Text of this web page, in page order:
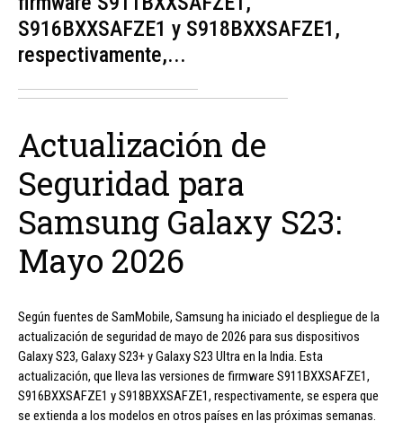
S916BXXSAFZE1 y S918BXXSAFZE1,
respectivamente,...
Actualización de
Seguridad para
Samsung Galaxy S23:
Mayo 2026
Según fuentes de SamMobile, Samsung ha iniciado el despliegue de la
actualización de seguridad de mayo de 2026 para sus dispositivos
Galaxy S23, Galaxy S23+ y Galaxy S23 Ultra en la India. Esta
actualización, que lleva las versiones de firmware S911BXXSAFZE1,
S916BXXSAFZE1 y S918BXXSAFZE1, respectivamente, se espera que
se extienda a los modelos en otros países en las próximas semanas.